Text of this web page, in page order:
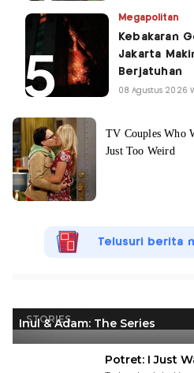
Megapolitan
Kebakaran
Jakarta
Berjatuhan
08 Agustus 2026
Telusuri berita